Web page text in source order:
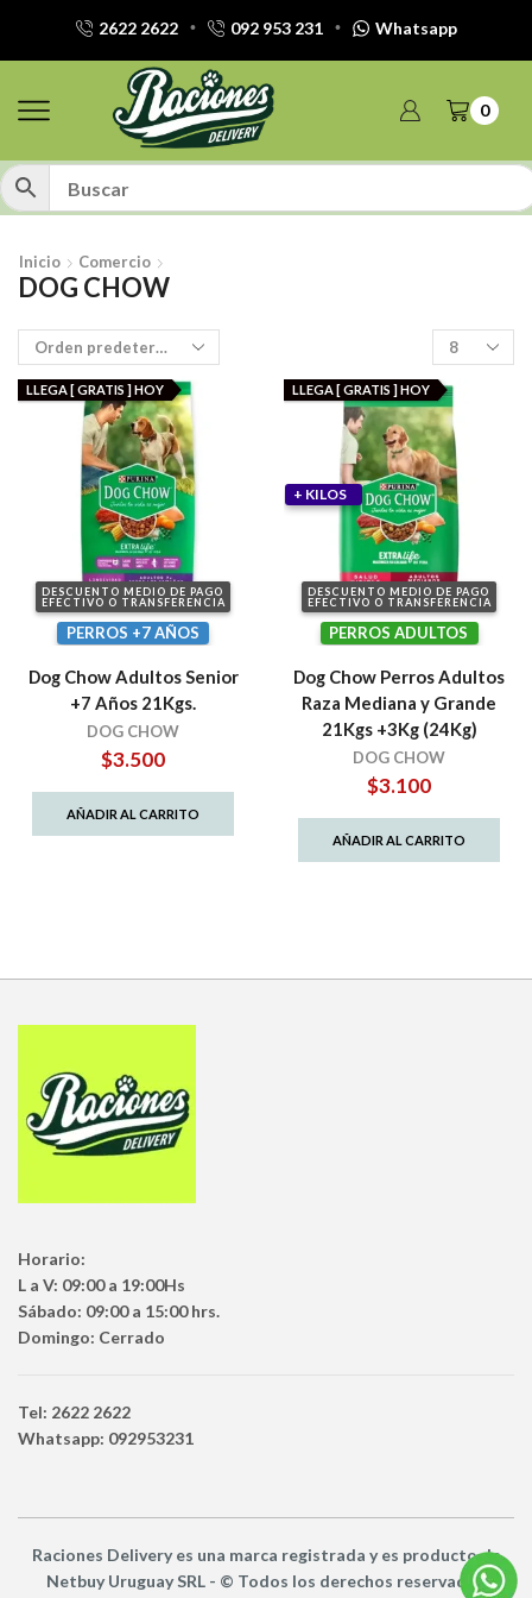
2622 2622 092 953 231 Whatsapp
0
Inicio Comercio
DOG CHOW
Productos
por
pagina
DESCUENTO MEDIO DE PAGO
EFECTIVO O TRANSFERENCIA
LLEGA [ GRATIS ] HOY
PERROS +7 AÑOS
Dog Chow Adultos Senior
+7 Años 21Kgs.
DOG CHOW
$3.500
AÑADIR AL CARRITO
DESCUENTO MEDIO DE PAGO
EFECTIVO O TRANSFERENCIA
+ KILOS
LLEGA [ GRATIS ] HOY
PERROS ADULTOS
Dog Chow Perros Adultos
Raza Mediana y Grande
21Kgs +3Kg (24Kg)
DOG CHOW
$3.100
AÑADIR AL CARRITO
Horario:
L a V: 09:00 a 19:00Hs
Sábado: 09:00 a 15:00 hrs.
Domingo: Cerrado
Tel: 2622 2622
Whatsapp: 092953231
Raciones Deliveryes una marca registrada y es productode
Netbuy Uruguay SRL - © Todos los derechos reservados